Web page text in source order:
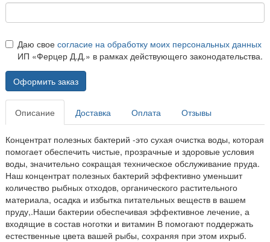
Даю свое согласие на обработку моих персональных данных
ИП «Ферцер Д.Д.» в рамках действующего законодательства.
Оформить заказ
Описание Доставка Оплата Отзывы
Концентрат полезных бактерий -это сухая очистка воды, которая
помогает обеспечить чистые, прозрачные и здоровые условия
воды, значительно сокращая техническое обслуживание пруда.
Наш концентрат полезных бактерий эффективно уменьшит
количество рыбных отходов, органического растительного
материала, осадка и избытка питательных веществ в вашем
пруду,.Наши бактерии обеспечивая эффективное лечение, а
входящие в состав ноготки и витамин В помогают поддержать
естественные цвета вашей рыбы, сохраняя при этом ихрыб.